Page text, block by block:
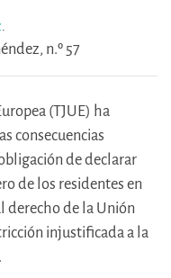
.
n.º 57
(TJUE) ha
consecuencias
de declarar
de los residentes en
derecho de la Unión
injustificada a la